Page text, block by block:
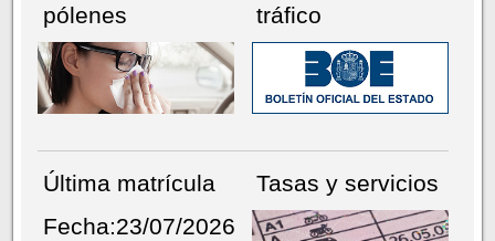
pólenes
tráfico
Última matrícula
Fecha:23/07/2026
Tasas y servicios